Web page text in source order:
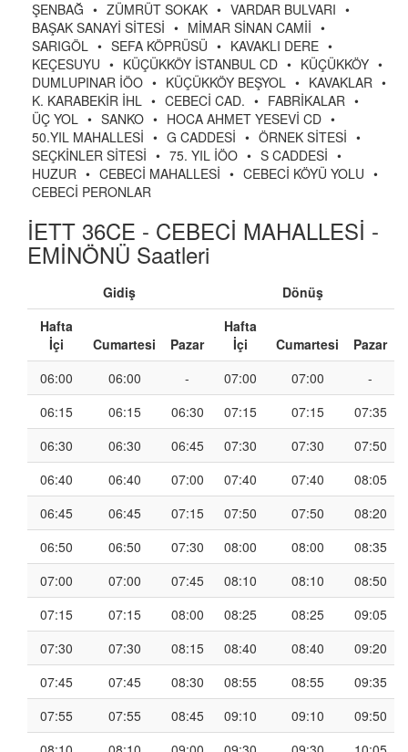
ŞENBAĞ • ZÜMRÜT SOKAK • VARDAR BULVARI •
BAŞAK SANAYİ SİTESİ • MİMAR SİNAN CAMİİ •
SARIGÖL • SEFA KÖPRÜSÜ • KAVAKLI DERE •
KEÇESUYU • KÜÇÜKKÖY İSTANBUL CD • KÜÇÜKKÖY •
DUMLUPINAR İÖO • KÜÇÜKKÖY BEŞYOL • KAVAKLAR •
K. KARABEKİR İHL • CEBECİ CAD. • FABRİKALAR •
ÜÇ YOL • SANKO • HOCA AHMET YESEVİ CD •
50.YIL MAHALLESİ • G CADDESİ • ÖRNEK SİTESİ •
SEÇKİNLER SİTESİ • 75. YIL İÖO • S CADDESİ •
HUZUR • CEBECİ MAHALLESİ • CEBECİ KÖYÜ YOLU •
CEBECİ PERONLAR
İETT 36CE - CEBECİ MAHALLESİ -
EMİNÖNÜ Saatleri
Gidiş
Dönüş
Hafta
İçi
Cumartesi Pazar
Hafta
İçi
Cumartesi
Pazar
06:00
06:00 - 07:00 07:00
-
06:15
06:15 06:30 07:15 07:15
07:35
06:30
06:30 06:45 07:30 07:30
07:50
06:40
06:40 07:00 07:40 07:40
08:05
06:45
06:45 07:15 07:50 07:50
08:20
06:50
06:50 07:30 08:00 08:00
08:35
07:00
07:00 07:45 08:10 08:10
08:50
07:15
07:15 08:00 08:25 08:25
09:05
07:30
07:30 08:15 08:40 08:40
09:20
07:45
07:45 08:30 08:55 08:55
09:35
07:55
07:55 08:45 09:10 09:10
09:50